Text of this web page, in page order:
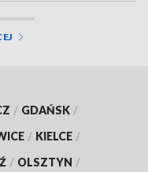
/ GDAŃSK /
/ KIELCE /
/ OLSZTYN /